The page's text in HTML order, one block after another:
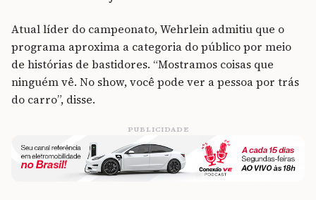
Atual líder do campeonato, Wehrlein admitiu que o
programa aproxima a categoria do público por meio
de histórias de bastidores. “Mostramos coisas que
ninguém vê. No show, você pode ver a pessoa por trás
do carro”, disse.
PUBLICIDADE